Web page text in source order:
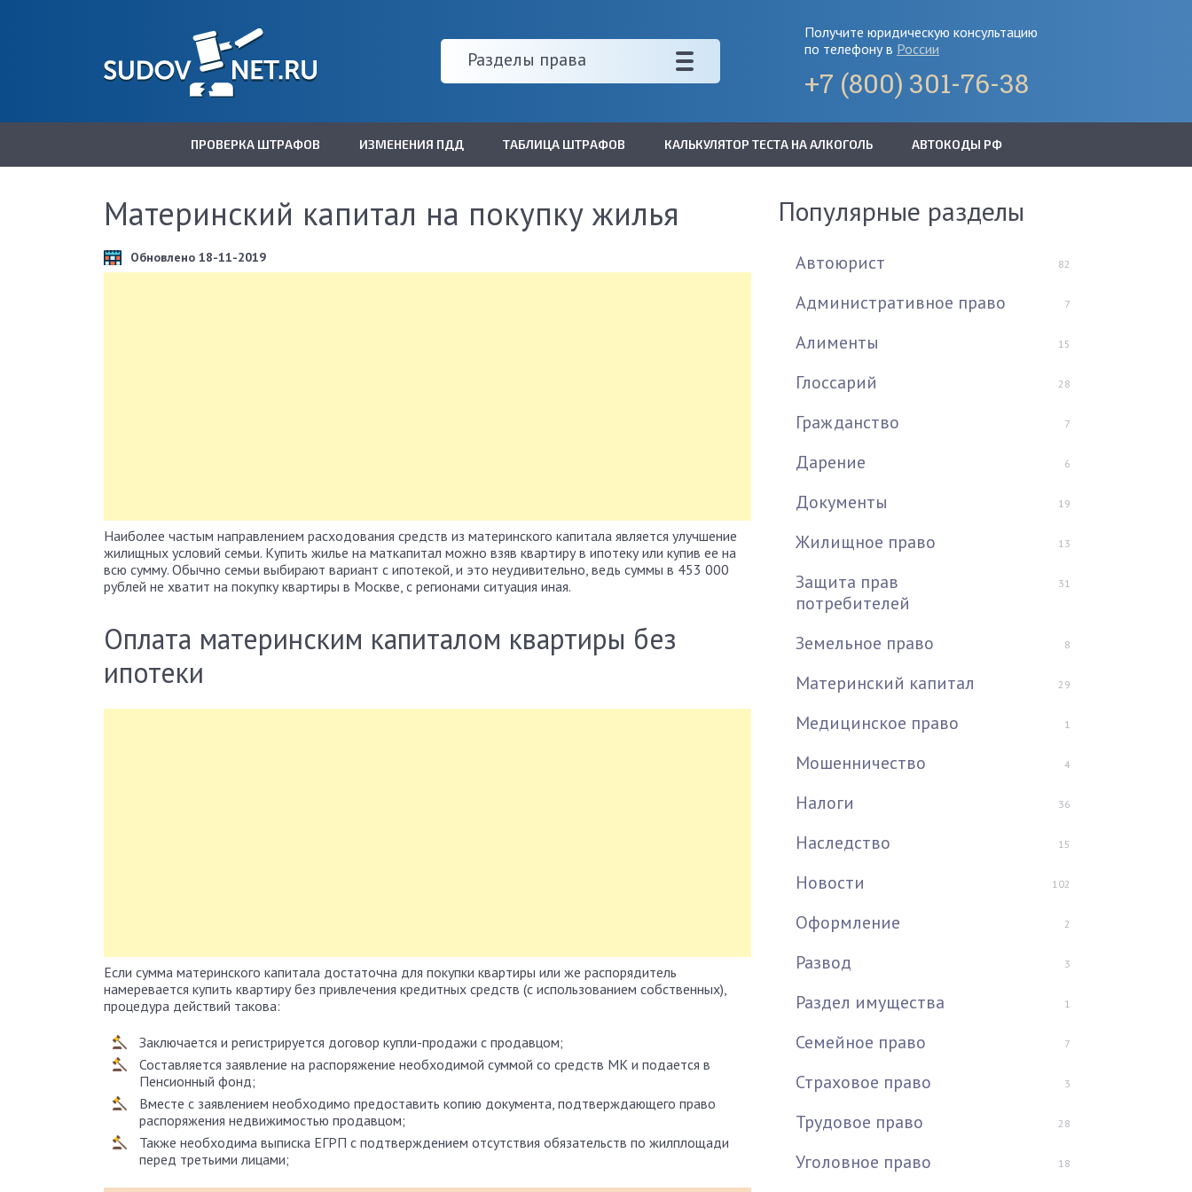
Разделы права
Получите юридическую консультацию
по телефону в России
+7 (800) 301-76-38
ПРОВЕРКА ШТРАФОВ ИЗМЕНЕНИЯ ПДД ТАБЛИЦА ШТРАФОВ КАЛЬКУЛЯТОР ТЕСТА НА АЛКОГОЛЬ АВТОКОДЫ РФ
Материнский капитал на покупку жилья
Обновлено 18-11-2019
Наиболее частым направлением расходования средств из материнского капитала является улучшение
жилищных условий семьи. Купить жилье на маткапитал можно взяв квартиру в ипотеку или купив ее на
всю сумму. Обычно семьи выбирают вариант с ипотекой, и это неудивительно, ведь суммы в 453 000
рублей не хватит на покупку квартиры в Москве, с регионами ситуация иная.
Оплата материнским капиталом квартиры без
ипотеки
Если сумма материнского капитала достаточна для покупки квартиры или же распорядитель
намеревается купить квартиру без привлечения кредитных средств (с использованием собственных),
процедура действий такова:
Заключается и регистрируется договор купли-продажи с продавцом;
Составляется заявление на распоряжение необходимой суммой со средств МК и подается в
Пенсионный фонд;
Вместе с заявлением необходимо предоставить копию документа, подтверждающего право
распоряжения недвижимостью продавцом;
Также необходима выписка ЕГРП с подтверждением отсутствия обязательств по жилплощади
перед третьими лицами;
Популярные разделы
Автоюрист 82
Административное право 7
Алименты 15
Глоссарий 28
Гражданство 7
Дарение 6
Документы 19
Жилищное право 13
Защита прав
потребителей
31
Земельное право 8
Материнский капитал 29
Медицинское право 1
Мошенничество 4
Налоги 36
Наследство 15
Новости 102
Оформление 2
Развод 3
Раздел имущества 1
Семейное право 7
Страховое право 3
Трудовое право 28
Уголовное право 18